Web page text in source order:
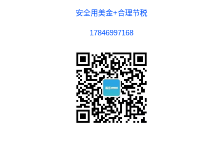
安全用美金+合理节税
17846997168